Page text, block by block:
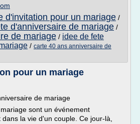
d'invitation pour un mariage /
d'anniversaire de mariage /
de mariage / idee de fete
/ carte 40 ans anniversaire de
pour un mariage
de mariage
sont un événement
la vie d'un couple. Ce jour-là,